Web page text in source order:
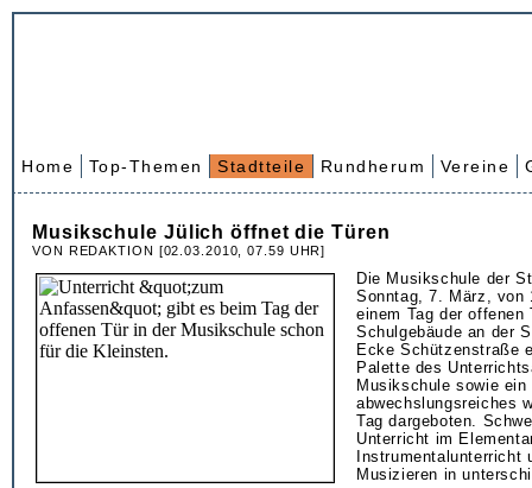
Home Top-Themen Stadtteile Rundherum Vereine
Musikschule Jülich öffnet die Türen
VON REDAKTION [02.03.2010, 07.59 UHR]
Die Musikschule der
Sonntag, 7. März, von
einem Tag der offenen
Schulgebäude an der
Ecke Schützenstraße
Palette des
Musikschule sowie ein
abwechslungsreiches
Tag dargeboten.
Unterricht im
Instrumentalunterricht
Musizieren in